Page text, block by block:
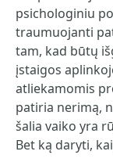
psichologiniu
traumuojanti
tam, kad būtų
įstaigos
atliekamomis
patiria nerimą,
šalia vaiko yra
Bet ką daryti,